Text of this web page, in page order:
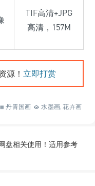
TIF高清+JPG
高清，157M
源！ 立即打赏
水墨画,花卉画
丹青国画
盘相关使用！适用参考